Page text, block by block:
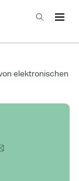
Suchen
elektronischen